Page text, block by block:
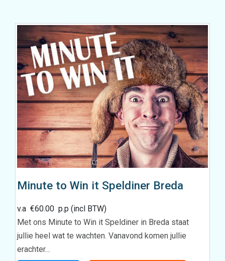
Minute to Win it Speldiner Breda
v.a€60.00 p.p (incl BTW)
Met ons Minute to Win it Speldiner in Breda staat
jullie heel wat te wachten. Vanavond komen jullie
erachter…